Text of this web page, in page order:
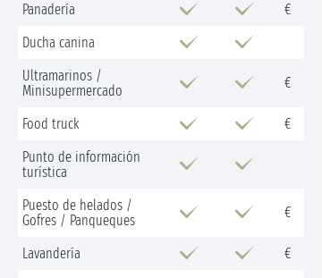
Panadería
€
Ducha canina
Ultramarinos /
Minisupermercado
€
Food truck
€
Punto de información
turística
Puesto de helados /
Gofres / Panqueques
€
Lavandería
€